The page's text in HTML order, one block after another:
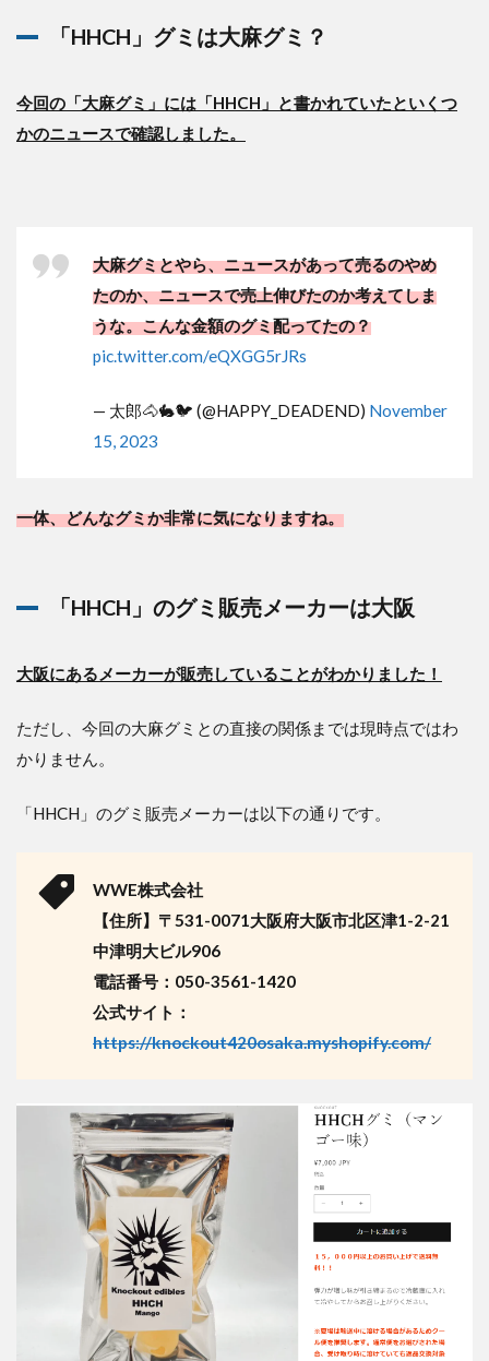
「HHCH」グミは大麻グミ？
今回の「大麻グミ」には「HHCH」と書かれていたといくつ
かのニュースで確認しました。
大麻グミとやら、ニュースがあって売るのやめ
たのか、ニュースで売上伸びたのか考えてしま
うな。こんな金額のグミ配ってたの？
pic.twitter.com/eQXGG5rJRs
— 太郎🐴🐇🐦 (@HAPPY_DEADEND) November
15, 2023
一体、どんなグミか非常に気になりますね。
「HHCH」のグミ販売メーカーは大阪
大阪にあるメーカーが販売していることがわかりました！
ただし、今回の大麻グミとの直接の関係までは現時点ではわ
かりません。
「HHCH」のグミ販売メーカーは以下の通りです。
WWE株式会社
【住所】〒531-0071大阪府大阪市北区津1-2-21
中津明大ビル906
電話番号：050-3561-1420
公式サイト：
https://knockout420osaka.myshopify.com/